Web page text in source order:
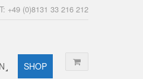
+49 (0)8131 33 216 212
SHOP